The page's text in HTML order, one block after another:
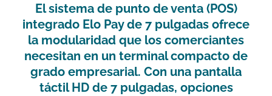
El sistema de punto de venta (POS)
integrado Elo Pay de 7 pulgadas ofrece
la modularidad que los comerciantes
necesitan en un terminal compacto de
grado empresarial. Con una pantalla
táctil HD de 7 pulgadas, opciones